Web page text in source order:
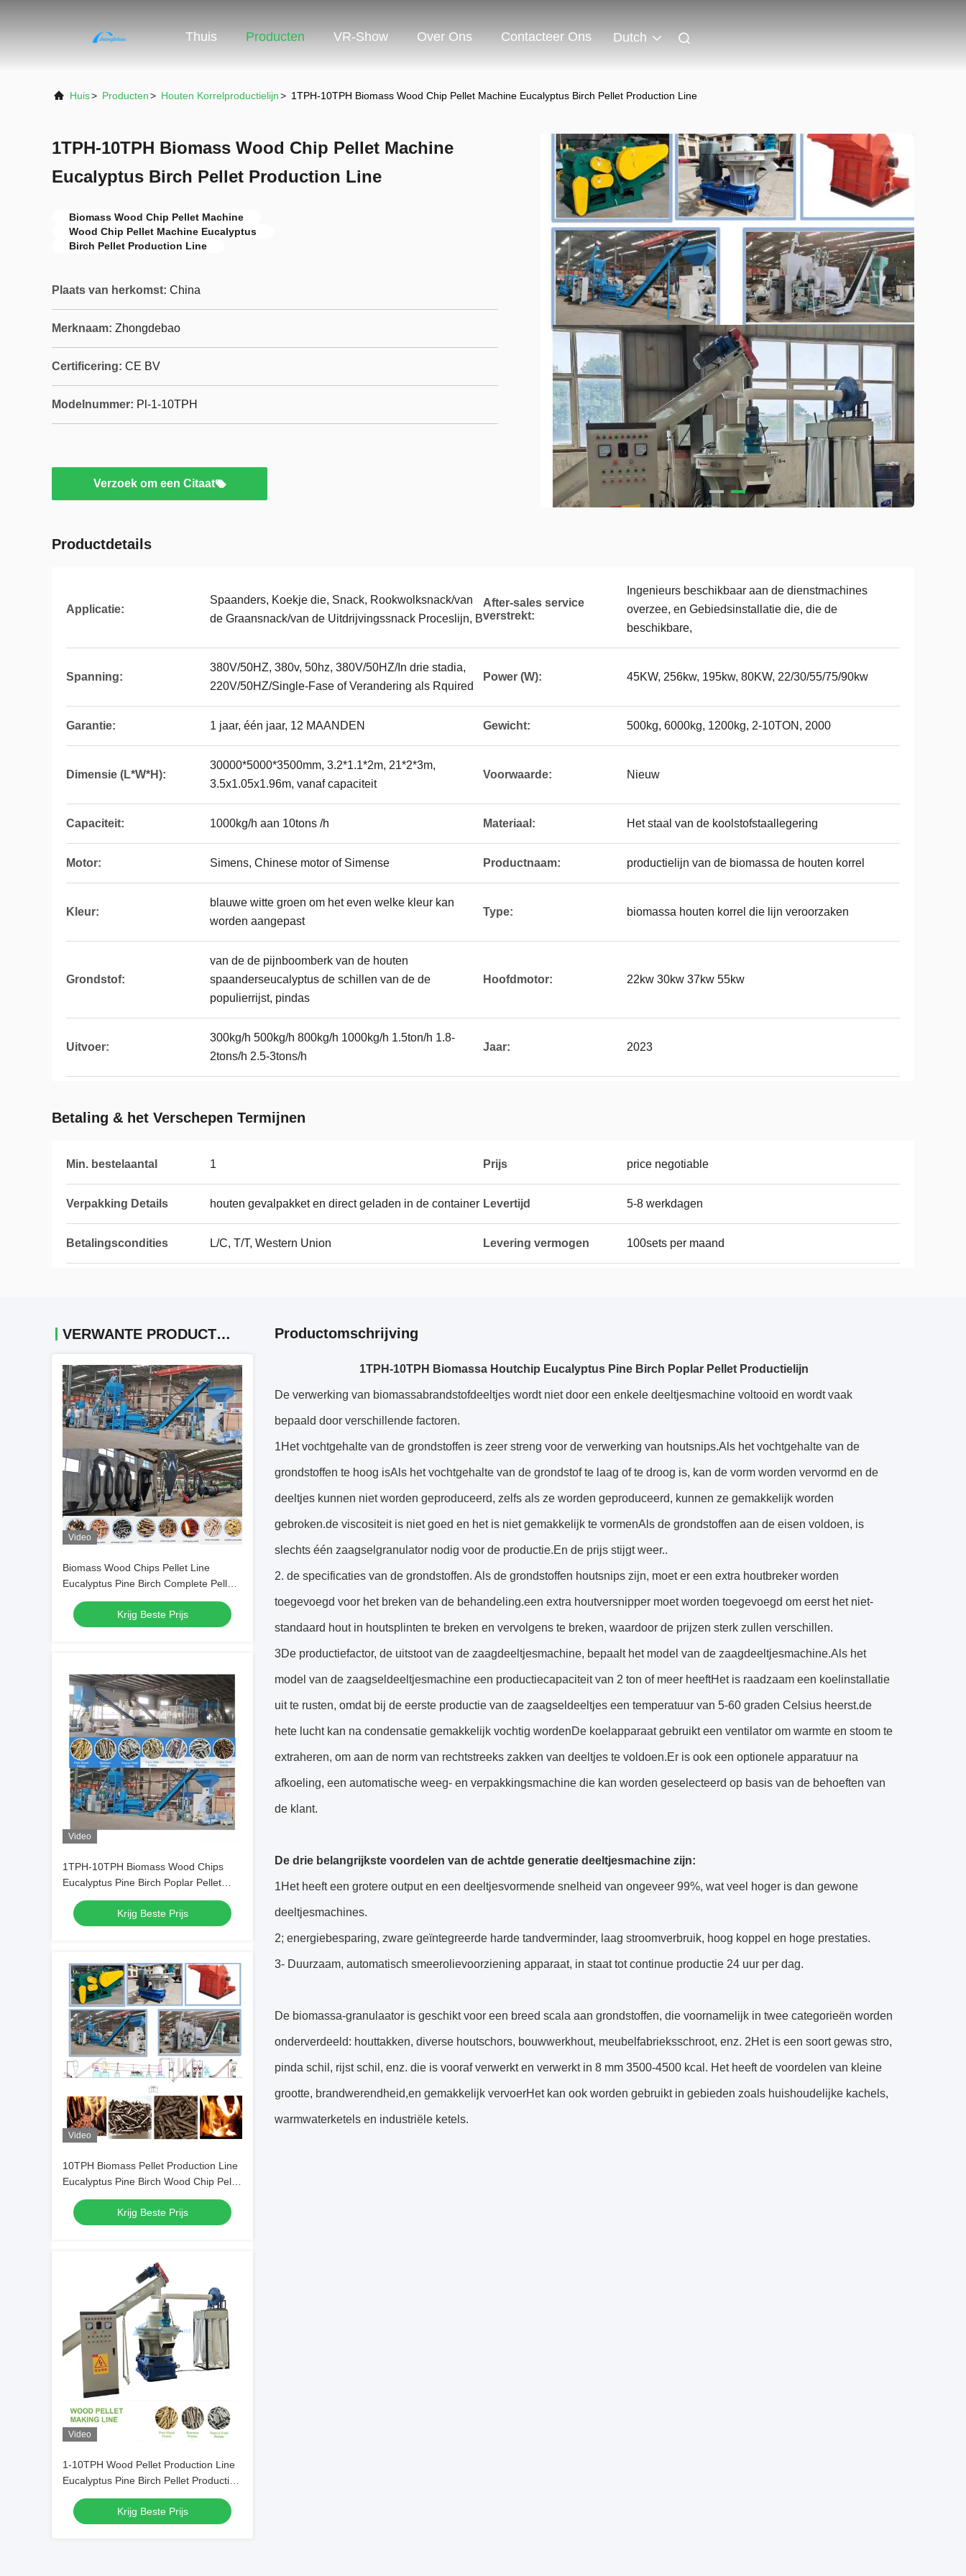
Thuis Producten VR-Show Over Ons Contacteer Ons Dutch
Huis> Producten> Houten Korrelproductielijn> 1TPH-10TPH Biomass Wood Chip Pellet Machine Eucalyptus Birch Pellet Production Line
1TPH-10TPH Biomass Wood Chip Pellet Machine
Eucalyptus Birch Pellet Production Line
Biomass Wood Chip Pellet Machine
Wood Chip Pellet Machine Eucalyptus
Birch Pellet Production Line
Plaats van herkomst: China
Merknaam: Zhongdebao
Certificering: CE BV
Modelnummer: Pl-1-10TPH
Verzoek om een Citaat
Productdetails
Applicatie:
Spaanders, Koekje die, Snack, Rookwolksnack/van
de Graansnack/van de Uitdrijvingssnack Proceslijn, B
After-sales service
verstrekt:
Ingenieurs beschikbaar aan de dienstmachines
overzee, en Gebiedsinstallatie die, die de
beschikbare,
Spanning:
380V/50HZ, 380v, 50hz, 380V/50HZ/In drie stadia,
220V/50HZ/Single-Fase of Verandering als Rquired
Power (W): 45KW, 256kw, 195kw, 80KW, 22/30/55/75/90kw
Garantie: 1 jaar, één jaar, 12 MAANDEN Gewicht: 500kg, 6000kg, 1200kg, 2-10TON, 2000
Dimensie (L*W*H):
30000*5000*3500mm, 3.2*1.1*2m, 21*2*3m,
3.5x1.05x1.96m, vanaf capaciteit
Voorwaarde: Nieuw
Capaciteit: 1000kg/h aan 10tons /h Materiaal: Het staal van de koolstofstaallegering
Motor: Simens, Chinese motor of Simense Productnaam: productielijn van de biomassa de houten korrel
Kleur:
blauwe witte groen om het even welke kleur kan
worden aangepast
Type: biomassa houten korrel die lijn veroorzaken
Grondstof:
van de de pijnboomberk van de houten
spaanderseucalyptus de schillen van de de
populierrijst, pindas
Hoofdmotor: 22kw 30kw 37kw 55kw
Uitvoer:
300kg/h 500kg/h 800kg/h 1000kg/h 1.5ton/h 1.8-
2tons/h 2.5-3tons/h
Jaar: 2023
Betaling & het Verschepen Termijnen
Min. bestelaantal 1 Prijs price negotiable
Verpakking Details houten gevalpakket en direct geladen in de container Levertijd 5-8 werkdagen
Betalingscondities L/C, T/T, Western Union Levering vermogen 100sets per maand
VERWANTE PRODUCTEN
Video
Biomass Wood Chips Pellet Line
Eucalyptus Pine Birch Complete Pellet
Production Line
Krijg Beste Prijs
Video
1TPH-10TPH Biomass Wood Chips
Eucalyptus Pine Birch Poplar Pellet
Production Line
Krijg Beste Prijs
Video
10TPH Biomass Pellet Production Line
Eucalyptus Pine Birch Wood Chip Pellet
Machine
Krijg Beste Prijs
Video
1-10TPH Wood Pellet Production Line
Eucalyptus Pine Birch Pellet Production
Krijg Beste Prijs
Productomschrijving
1TPH-10TPH Biomassa Houtchip Eucalyptus Pine Birch Poplar Pellet Productielijn
De verwerking van biomassabrandstofdeeltjes wordt niet door een enkele deeltjesmachine voltooid en wordt vaak
bepaald door verschillende factoren.
1Het vochtgehalte van de grondstoffen is zeer streng voor de verwerking van houtsnips.Als het vochtgehalte van de
grondstoffen te hoog isAls het vochtgehalte van de grondstof te laag of te droog is, kan de vorm worden vervormd en de
deeltjes kunnen niet worden geproduceerd, zelfs als ze worden geproduceerd, kunnen ze gemakkelijk worden
gebroken.de viscositeit is niet goed en het is niet gemakkelijk te vormenAls de grondstoffen aan de eisen voldoen, is
slechts één zaagselgranulator nodig voor de productie.En de prijs stijgt weer..
2. de specificaties van de grondstoffen. Als de grondstoffen houtsnips zijn, moet er een extra houtbreker worden
toegevoegd voor het breken van de behandeling.een extra houtversnipper moet worden toegevoegd om eerst het niet-
standaard hout in houtsplinten te breken en vervolgens te breken, waardoor de prijzen sterk zullen verschillen.
3De productiefactor, de uitstoot van de zaagdeeltjesmachine, bepaalt het model van de zaagdeeltjesmachine.Als het
model van de zaagseldeeltjesmachine een productiecapaciteit van 2 ton of meer heeftHet is raadzaam een koelinstallatie
uit te rusten, omdat bij de eerste productie van de zaagseldeeltjes een temperatuur van 5-60 graden Celsius heerst.de
hete lucht kan na condensatie gemakkelijk vochtig wordenDe koelapparaat gebruikt een ventilator om warmte en stoom te
extraheren, om aan de norm van rechtstreeks zakken van deeltjes te voldoen.Er is ook een optionele apparatuur na
afkoeling, een automatische weeg- en verpakkingsmachine die kan worden geselecteerd op basis van de behoeften van
de klant.
De drie belangrijkste voordelen van de achtde generatie deeltjesmachine zijn:
1Het heeft een grotere output en een deeltjesvormende snelheid van ongeveer 99%, wat veel hoger is dan gewone
deeltjesmachines.
2; energiebesparing, zware geïntegreerde harde tandverminder, laag stroomverbruik, hoog koppel en hoge prestaties.
3- Duurzaam, automatisch smeerolievoorziening apparaat, in staat tot continue productie 24 uur per dag.
De biomassa-granulaator is geschikt voor een breed scala aan grondstoffen, die voornamelijk in twee categorieën worden
onderverdeeld: houttakken, diverse houtschors, bouwwerkhout, meubelfabrieksschroot, enz. 2Het is een soort gewas stro,
pinda schil, rijst schil, enz. die is vooraf verwerkt en verwerkt in 8 mm 3500-4500 kcal. Het heeft de voordelen van kleine
grootte, brandwerendheid,en gemakkelijk vervoerHet kan ook worden gebruikt in gebieden zoals huishoudelijke kachels,
warmwaterketels en industriële ketels.